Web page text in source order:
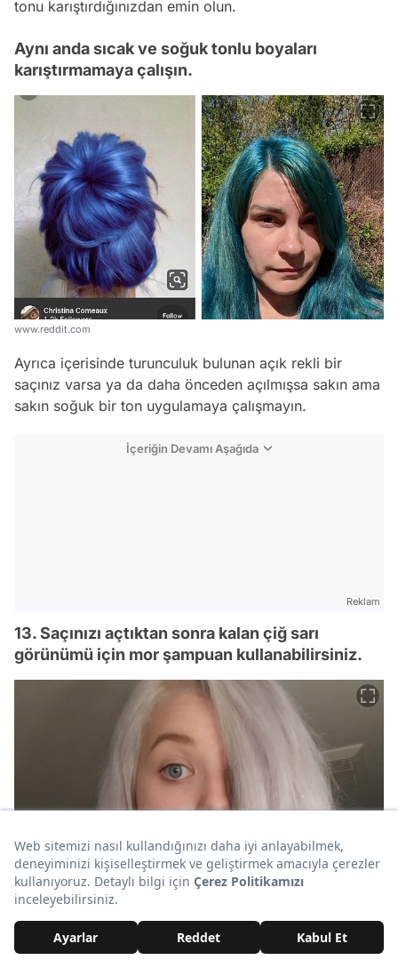
tonu karıştırdığınızdan emin olun.
Aynı anda sıcak ve soğuk tonlu boyaları
karıştırmamaya çalışın.
www.reddit.com
Ayrıca içerisinde turunculuk bulunan açık rekli bir
saçınız varsa ya da daha önceden açılmışsa sakın ama
sakın soğuk bir ton uygulamaya çalışmayın.
İçeriğin Devamı Aşağıda
Reklam
13. Saçınızı açtıktan sonra kalan çiğ sarı
görünümü için mor şampuan kullanabilirsiniz.